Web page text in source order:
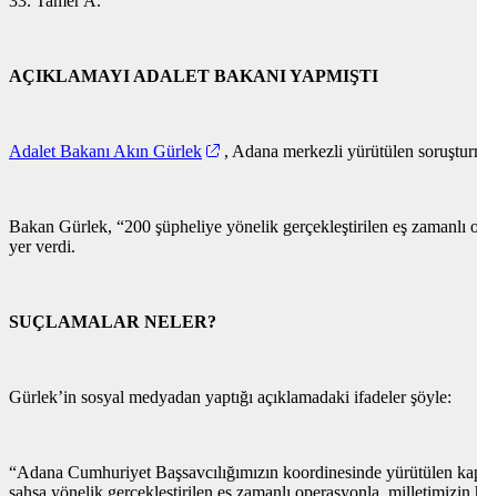
AÇIKLAMAYI ADALET BAKANI YAPMIŞTI
Adalet Bakanı Akın Gürlek , Adana merkezli yürütülen
Bakan Gürlek, “200 şüpheliye yönelik gerçekleştirilen eş
yer verdi.
SUÇLAMALAR NELER?
Gürlek’in sosyal medyadan yaptığı açıklamadaki ifadeler şöyle:
“Adana Cumhuriyet Başsavcılığımızın koordinesinde yürütülen
şahsa yönelik gerçekleştirilen eş zamanlı operasyonla,